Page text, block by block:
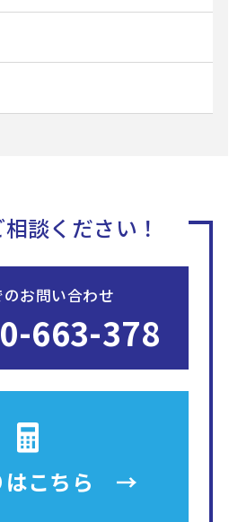
談ください！
お問い合わせ
663-378
こちら →